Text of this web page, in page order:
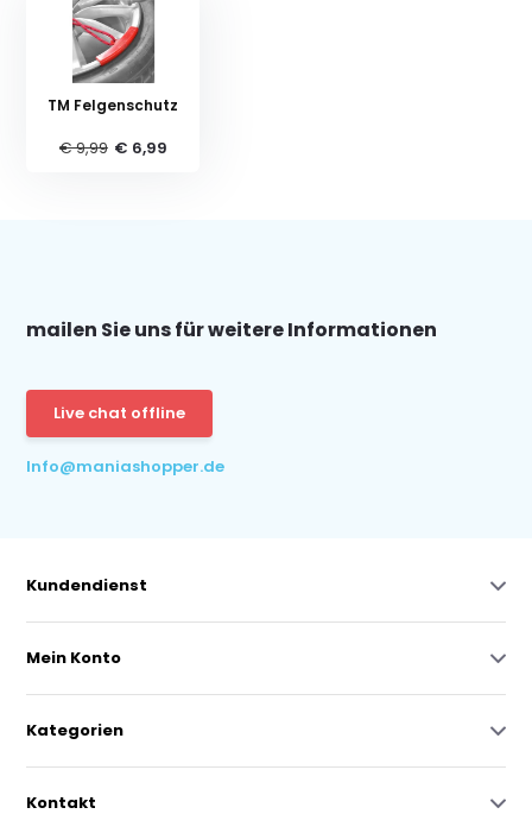
TM Felgenschutz
€ 9,99 € 6,99
mailen Sie uns für weitere Informationen
Live chat offline
Info@maniashopper.de
Kundendienst
Mein Konto
Kategorien
Kontakt